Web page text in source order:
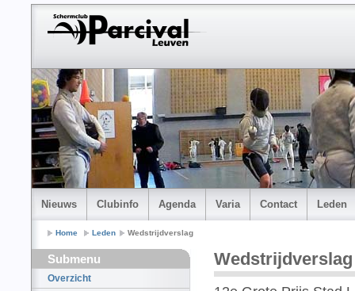
Nieuws Clubinfo Agenda Varia Contact Leden
Home Leden Wedstrijdverslag
Submenu
Overzicht
Wedstrijdverslag